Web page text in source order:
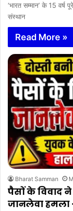
‘भारत सम्मान’ के 15 वर्ष
संस्थान
Read More »
Bharat Samman
पैसों के विवाद
जानलेवा